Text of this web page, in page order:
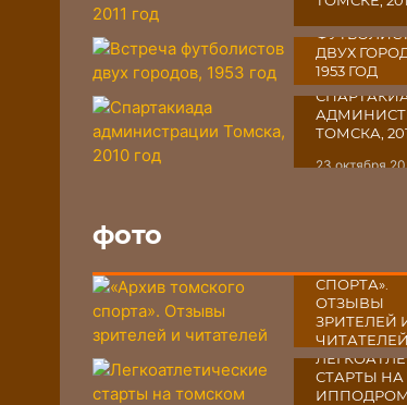
ДВУХ
1953 ГОД
27 октября
ТОМСКА,
23 октября
фото
СПОРТА».
ОТЗЫВЫ
ЗРИТЕЛЕЙ
ЧИТАТЕЛЕЙ
03 октября
СТАРТЫ